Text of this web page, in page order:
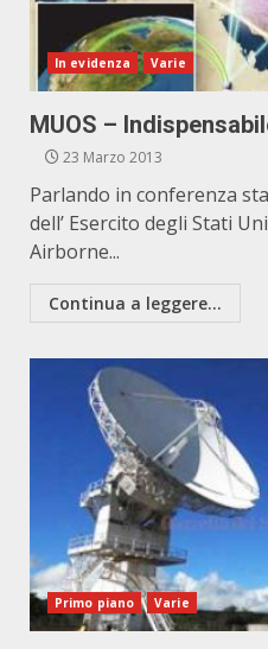
In evidenza Varie
MUOS –
23 Marzo 2013
Parlando in conferenza
dell’ Esercito degli Stati
Airborne...
Continua a leggere...
Primo piano Varie